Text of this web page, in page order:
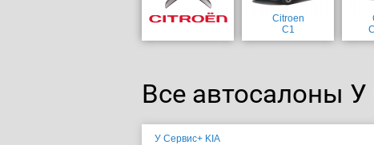
Citroen
C1
Все автосалоны У
У Сервис+ KIA